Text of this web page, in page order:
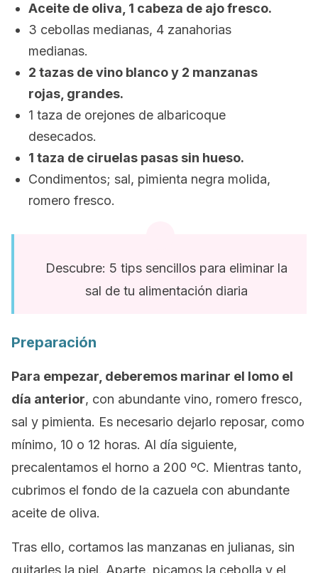
Aceite de oliva, 1 cabeza de ajo fresco.
3 cebollas medianas, 4 zanahorias
medianas.
2 tazas de vino blanco y 2 manzanas
rojas, grandes.
1 taza de orejones de albaricoque
desecados.
1 taza de ciruelas pasas sin hueso.
Condimentos; sal, pimienta negra molida,
romero fresco.
Descubre: 5 tips sencillos para eliminar la
sal de tu alimentación diaria
Preparación
Para empezar, deberemos marinar el lomo el
día anterior, con abundante vino, romero fresco,
sal y pimienta. Es necesario dejarlo reposar, como
mínimo, 10 o 12 horas. Al día siguiente,
precalentamos el horno a 200 ºC. Mientras tanto,
cubrimos el fondo de la cazuela con abundante
aceite de oliva.
Tras ello, cortamos las manzanas en julianas, sin
quitarles la piel. Aparte, picamos la cebolla y el